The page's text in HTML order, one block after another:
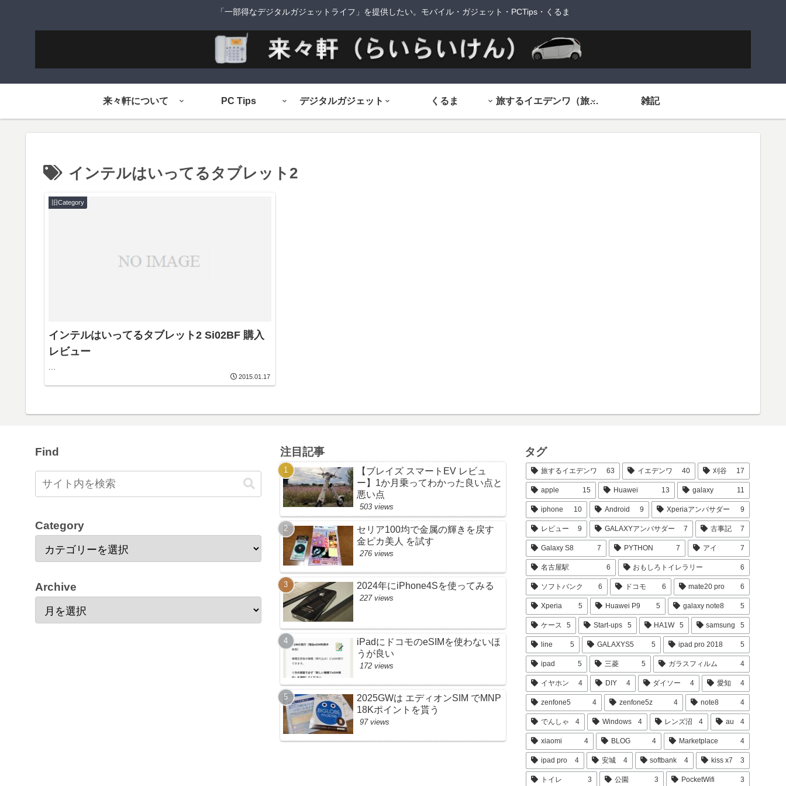
「一部得なデジタルガジェットライフ」を提供したい。モバイル・ガジェット・PCTips・くるま
来々軒について PC Tips デジタルガジェット くるま 旅するイエデンワ（旅ネタ） 雑記
インテルはいってるタブレット2
旧Category
インテルはいってるタブレット2 Si02BF 購入
レビュー
...
2015.01.17
Find
Category
Archive
注目記事
【ブレイズ スマートEV レビュ
ー】1か月乗ってわかった良い点と
悪い点
503 views
セリア100均で金属の輝きを戻す
金ピカ美人 を試す
276 views
2024年にiPhone4Sを使ってみる
227 views
iPadにドコモのeSIMを使わないほ
うが良い
172 views
2025GWは エディオンSIM でMNP
18Kポイントを貰う
97 views
タグ
旅するイエデンワ 63 イエデンワ 40 刈谷 17
apple 15 Huawei 13 galaxy 11
iphone 10 Android 9 Xperiaアンバサダー 9
レビュー 9 GALAXYアンバサダー 7 古事記 7
Galaxy S8 7 PYTHON 7 アイ 7
名古屋駅 6 おもしろトイレラリー 6
ソフトバンク 6 ドコモ 6 mate20 pro 6
Xperia 5 Huawei P9 5 galaxy note8 5
ケース 5 Start-ups 5 HA1W 5 samsung 5
line 5 GALAXYS5 5 ipad pro 2018 5
ipad 5 三菱 5 ガラスフィルム 4
イヤホン 4 DIY 4 ダイソー 4 愛知 4
zenfone5 4 zenfone5z 4 note8 4
でんしゃ 4 Windows 4 レンズ沼 4 au 4
xiaomi 4 BLOG 4 Marketplace 4
ipad pro 4 安城 4 softbank 4 kiss x7 3
トイレ 3 公園 3 PocketWifi 3